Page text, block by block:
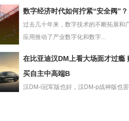
新
支
如
”？
数字经济时代如何拧紧“安全阀”？
过去几十年来，数字技术的不断拓展和
应用推动了产业数字化和数字...
瘾
在比亚迪汉DM上看大场面才过瘾
买自主中高端B
汉DM-i冠军版也好，汉DM-p战神版也罢